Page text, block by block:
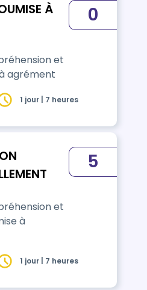
À
et
agrément
0
1 jour | 7 heures
et
à
5
1 jour | 7 heures